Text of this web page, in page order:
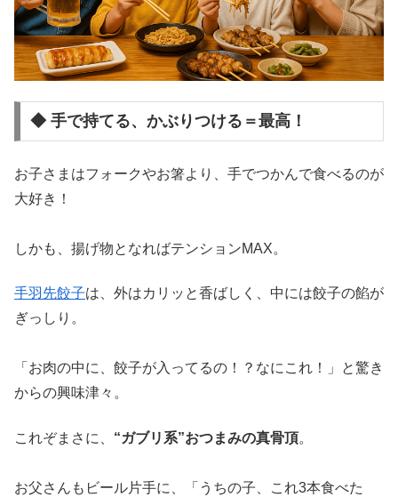
◆ 手で持てる、かぶりつける＝最高！
お子さまはフォークやお箸より、手でつかんで食べるのが
大好き！
しかも、揚げ物となればテンションMAX。
手羽先餃子は、外はカリッと香ばしく、中には餃子の餡が
ぎっしり。
「お肉の中に、餃子が入ってるの！？なにこれ！」と驚き
からの興味津々。
これぞまさに、 “ガブリ系”おつまみの真骨頂。
お父さんもビール片手に、「うちの子、これ3本食べた